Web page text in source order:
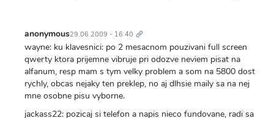
anonymous29.06.2009 - 16:40 odkaz
wayne: ku klavesnici: po 2 mesacnom pouzivani full screen
qwerty ktora prijemne vibruje pri odozve neviem pisat na
alfanum, resp mam s tym velky problem a som na 5800 dost
rychly, obcas nejaky ten preklep, no aj dlhsie maily sa na nej
mne osobne pisu vyborne.
jackass22: pozicaj si telefon a napis nieco fundovane, radi sa